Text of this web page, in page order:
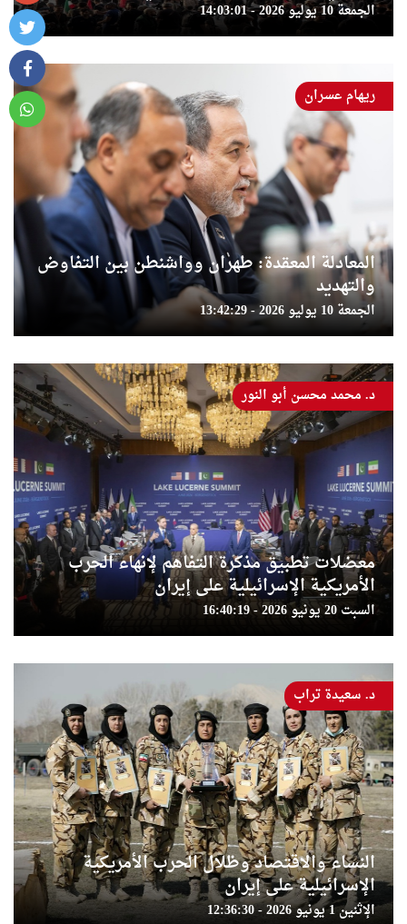
الجمعة 10 يوليو 2026 - 14:03:01
المعادلة المعقدة: طهران وواشنطن بين التفاوض
والتهديد
الجمعة 10 يوليو 2026 - 13:42:29
ريهام عسران
معضلات تطبيق مذكرة التفاهم لإنهاء الحرب
الأمريكية الإسرائيلية على إيران
السبت 20 يونيو 2026 - 16:40:19
د. محمد محسن أبو النور
النساء والاقتصاد وظلال الحرب الأمريكية
الإسرائيلية على إيران
الإثنين 1 يونيو 2026 - 12:36:30
د. سعيدة تراب